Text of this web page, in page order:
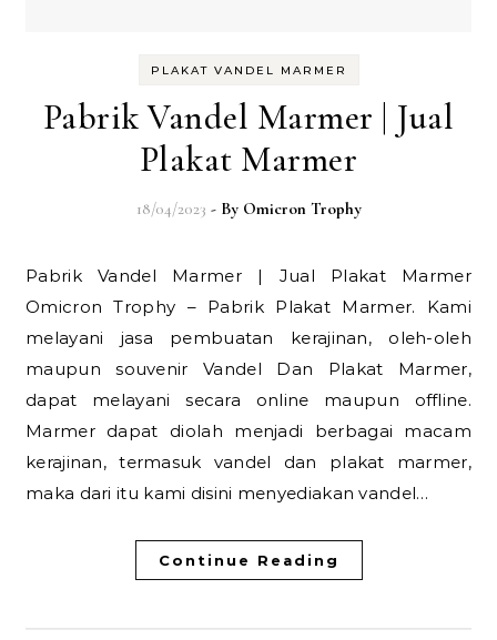
PLAKAT VANDEL MARMER
Pabrik Vandel Marmer | Jual
Plakat Marmer
18/04/2023 - By Omicron Trophy
Pabrik Vandel Marmer | Jual Plakat Marmer
Omicron Trophy – Pabrik Plakat Marmer. Kami
melayani jasa pembuatan kerajinan, oleh-oleh
maupun souvenir Vandel Dan Plakat Marmer,
dapat melayani secara online maupun offline.
Marmer dapat diolah menjadi berbagai macam
kerajinan, termasuk vandel dan plakat marmer,
maka dari itu kami disini menyediakan vandel…
Continue Reading